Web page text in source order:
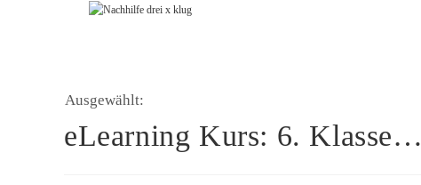
Ausgewählt:
eLearning Kurs: 6. Klasse…